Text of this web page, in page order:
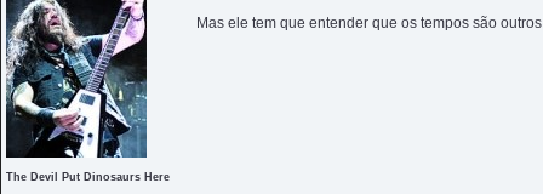
The Devil Put Dinosaurs Here
Mas ele tem que entender que os tempos são